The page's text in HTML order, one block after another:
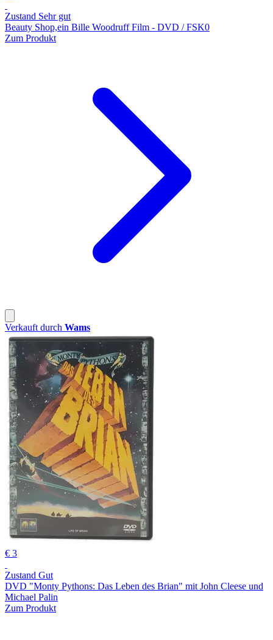
Zustand Sehr gut
Beauty Shop,ein Bille Woodruff Film - DVD / FSK0
Zum Produkt
Verkauft durch Wams
€ 3
Zustand Gut
DVD "Monty Pythons: Das Leben des Brian" mit John Cleese und
Michael Palin
Zum Produkt